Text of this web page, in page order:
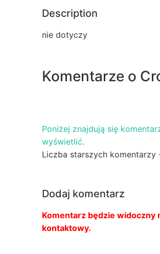
Description
nie dotyczy
Komentarze o
Poniżej znajdują się
wyświetlić.
Liczba starszych komentarzy
Dodaj komentarz
Komentarz będzie widoczny
kontaktowy.